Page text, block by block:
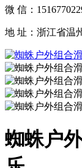
微 信：
地 址：浙江省温
蜘蛛户